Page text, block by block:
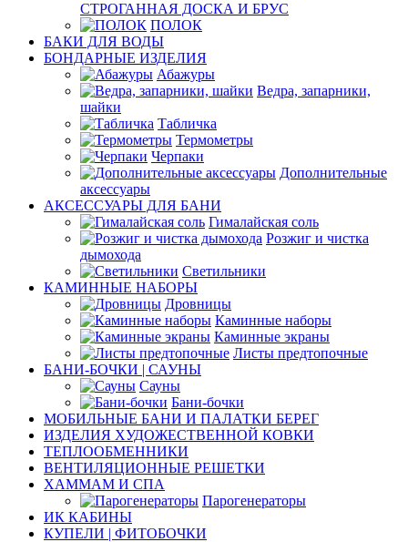
СТРОГАННАЯ ДОСКА И БРУС
ПОЛОК
БАКИ ДЛЯ ВОДЫ
БОНДАРНЫЕ ИЗДЕЛИЯ
Абажуры
Ведра, запарники,
шайки
Табличка
Термометры
Черпаки
Дополнительные
аксессуары
АКСЕССУАРЫ ДЛЯ БАНИ
Гималайская соль
Розжиг и чистка
дымохода
Светильники
КАМИННЫЕ НАБОРЫ
Дровницы
Каминные наборы
Каминные экраны
Листы предтопочные
БАНИ-БОЧКИ | САУНЫ
Сауны
Бани-бочки
МОБИЛЬНЫЕ БАНИ И ПАЛАТКИ БЕРЕГ
ИЗДЕЛИЯ ХУДОЖЕСТВЕННОЙ КОВКИ
ТЕПЛООБМЕННИКИ
ВЕНТИЛЯЦИОННЫЕ РЕШЕТКИ
ХАММАМ И СПА
Парогенераторы
ИК КАБИНЫ
КУПЕЛИ | ФИТОБОЧКИ